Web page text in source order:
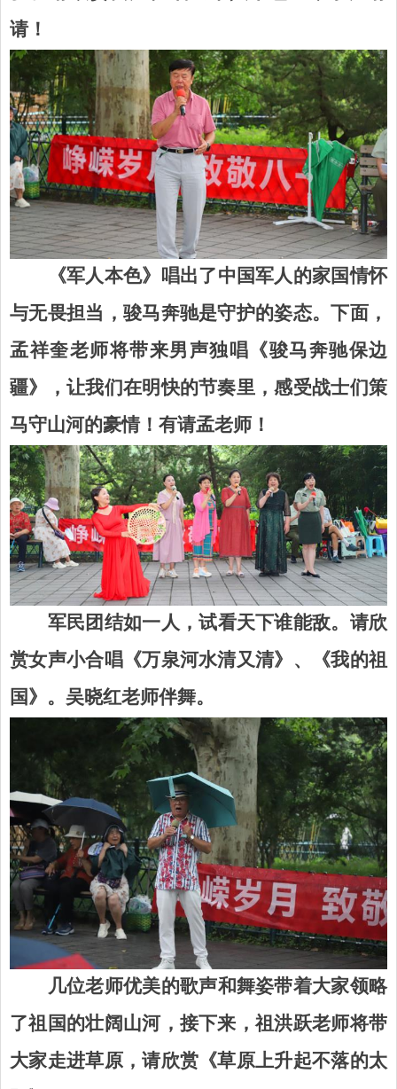
请！
《军人本色》唱出了中国军人的家国情怀
与无畏担当，骏马奔驰是守护的姿态。
下面 ，
孟祥奎老师将带来男声独唱《骏马奔驰保边
疆》，让我们在明快的节奏里，感受战士们策
马守山河的豪情！有请孟老师！
军民团结如一人，试看天下谁能敌。请欣
赏女声小合唱《万泉河水清又清》、《我的祖
国》。吴晓红老师伴舞。
几位老师优美的歌声和舞姿带着大家领略
了祖国的壮阔山河，接下来，祖洪跃老师将带
大家走进草原，请欣赏《草原上升起不落的太